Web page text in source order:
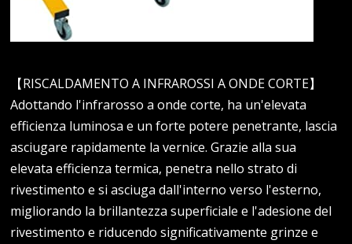
【RISCALDAMENTO A INFRAROSSI A ONDE CORTE】
Adottando l'infrarosso a onde corte, ha un'elevata
efficienza luminosa e un forte potere penetrante, lascia
asciugare rapidamente la vernice. Grazie alla sua
elevata efficienza termica, penetra nello strato di
rivestimento e si asciuga dall'interno verso l'esterno,
migliorando la brillantezza superficiale e l'adesione del
rivestimento e riducendo significativamente grinze e